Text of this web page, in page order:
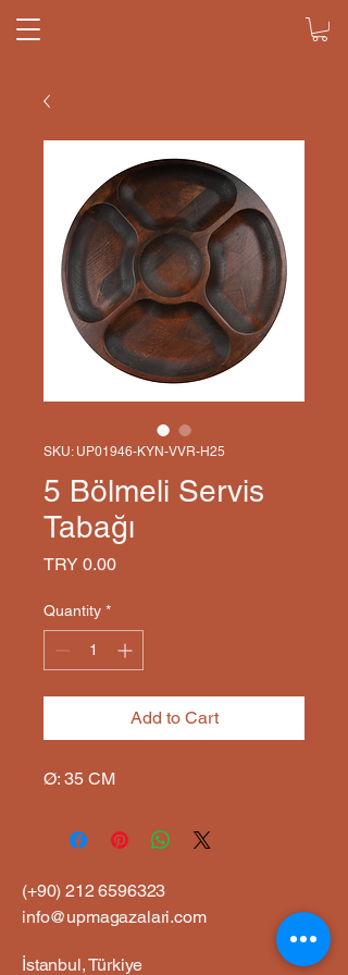
SKU: UP01946-KYN-VVR-H25
5 Bölmeli Servis
Tabağı
TRY 0.00Price
Quantity *
Add to Cart
Ø: 35 CM
(+90)212 6596323
info@upmagazalari.com
İstanbul, Türkiye